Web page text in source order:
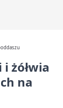
żółwia
na